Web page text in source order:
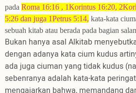
pada Roma 16:16 , 1Korintus 16:20,
5:26 dan juga 1Petrus 5:14, kata-kata
sebuah kitab atau berada pada bagian
Bukan hanya asal Alkitab
dengan adanya kata cium kudus
ada juga ciuman yang tidak kudus
sebenranya adalah kata-kata
mengajarkan bahwa, memandang